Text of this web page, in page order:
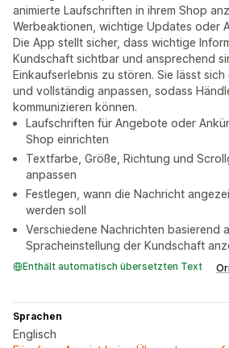
animierte Laufschriften in ihrem Shop
Werbeaktionen, wichtige Updates oder
Die App stellt sicher, dass wichtige
Kundschaft sichtbar und ansprechend
Einkaufserlebnis zu stören. Sie lässt
und vollständig anpassen, sodass
kommunizieren können.
Laufschriften für Angebote oder
Shop einrichten
Textfarbe, Größe, Richtung und
anpassen
Festlegen, wann die Nachricht
werden soll
Verschiedene Nachrichten basierend
Spracheinstellung der Kundschaft
Enthält automatisch übersetzten Text
Sprachen
Englisch